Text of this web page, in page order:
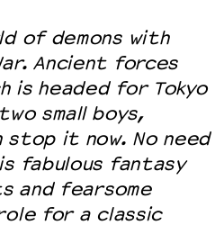
of demons with
. Ancient forces
is headed for Tokyo
small boys,
stop it now. No need
fabulous fantasy
and fearsome
for a classic